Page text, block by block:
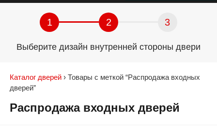
1 2 3
Выберите дизайн внутренней стороны двери
Каталог дверей › Товары с меткой “Распродажа входных
дверей”
Распродажа входных дверей